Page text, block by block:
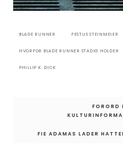
BLADE RUNNER FESTUS STEINMEIER
HVORFOR BLADE RUNNER STADIG HOLDER
PHILLIP K. DICK
IndlægsnavigationFORORD
FIE ADAMAS LADER